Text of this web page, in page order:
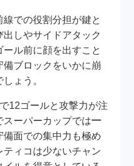
での役割分担が鍵と
しやサイドアタック
ル前に顔を出すこと
ブロックをいかに崩
ょう。
12ゴールと攻撃力が注
スーパーカップでは一
備面での集中力も極め
ィコは少ないチャン